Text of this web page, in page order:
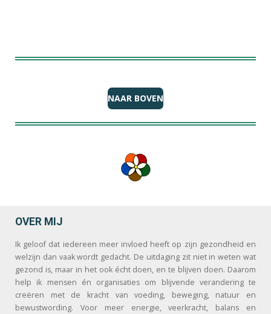
NAAR BOVEN
OVER MIJ
Ik geloof dat iedereen meer invloed heeft op zijn gezondheid en
welzijn dan vaak wordt gedacht. De uitdaging zit niet in weten wat
gezond is, maar in het ook écht doen, en te blijven doen. Daarom
help ik mensen én organisaties om blijvende verandering te
creëren met de kracht van voeding, beweging, natuur en
bewustwording. Voor meer energie, veerkracht, balans en